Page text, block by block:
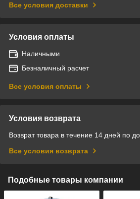
Все условия доставки
Условия оплаты
Наличными
Безналичный расчет
Все условия оплаты
Условия возврата
Возврат товара в течение 14 дней по
Все условия возврата
Подобные товары компании